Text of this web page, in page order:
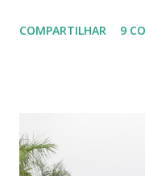
Terra, aquele abraço!
COMPARTILHAR 9